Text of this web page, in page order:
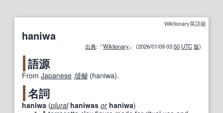
Wiktionary英語版
haniwa
出典:『Wiktionary』 (2026/01/09 03:50 UTC 版)
語源
From Japanese 埴輪 (haniwa).
名詞
haniwa (plural haniwas or haniwa)